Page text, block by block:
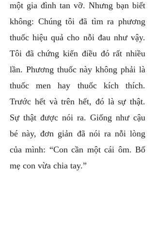
một gia đình tan vỡ. Nhưng bạn biết
không: Chúng tôi đã tìm ra phương
thuốc hiệu quả cho nỗi đau như vậy.
Tôi đã chứng kiến điều đó rất nhiều
lần. Phương thuốc này không phải là
thuốc men hay thuốc kích thích.
Trước hết và trên hết, đó là sự thật.
Sự thật được nói ra. Giống như cậu
bé này, đơn giản đã nói ra nỗi lòng
của mình: “Con cần một cái ôm. Bố
mẹ con vừa chia tay.”